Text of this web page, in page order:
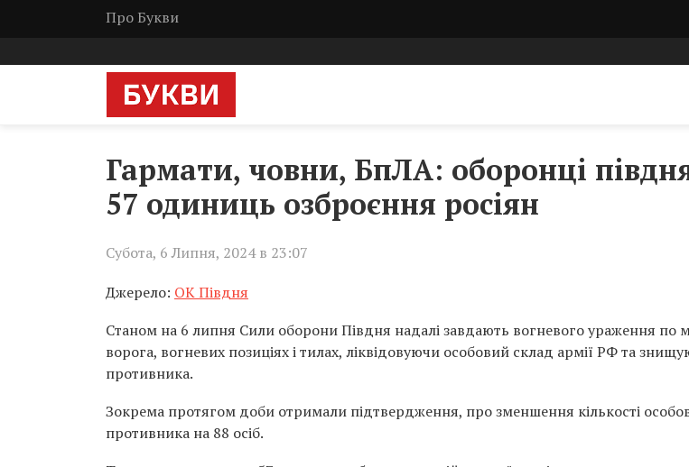
Про Букви
Гармати, човни, БпЛА: оборонці
57 одиниць озброєння росіян
Субота, 6 Липня, 2024 в 23:07
Джерело: ОК Півдня
Станом на 6 липня Сили оборони Півдня надалі завдають вогневого ураження по
ворога, вогневих позиціях і тилах, ліквідовуючи особовий склад армії РФ та
противника.
Зокрема протягом доби отримали підтвердження, про зменшення кількості
противника на 88 осіб.